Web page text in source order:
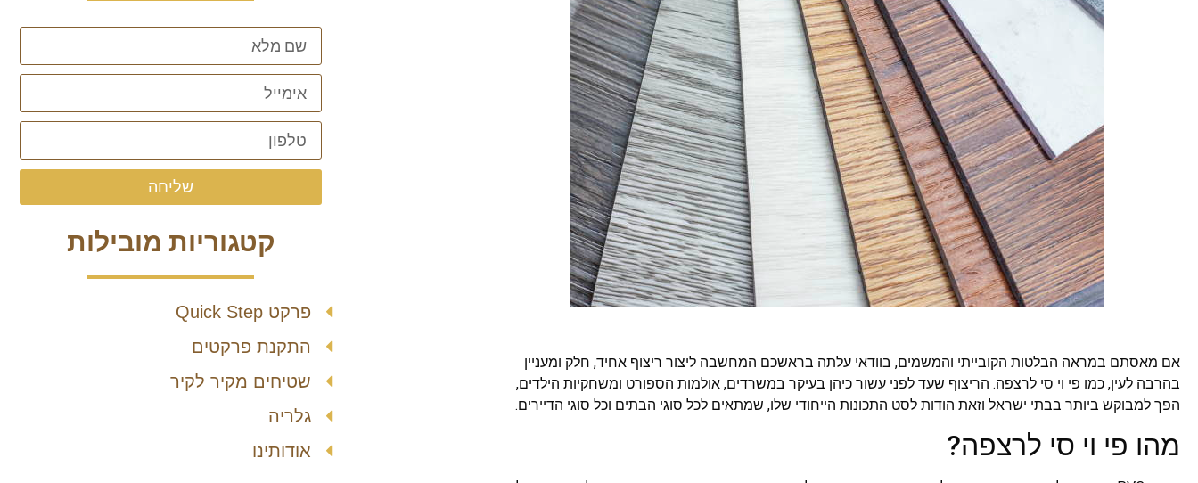
אם מאסתם במראה הבלטות הקובייתי והמשמים, בוודאי עלתה בראשכם המחשבה ליצור ריצוף אחיד, חלק ומעניין
בהרבה לעין, כמו פי וי סי לרצפה. הריצוף שעד לפני עשור כיהן בעיקר במשרדים, אולמות הספורט ומשחקיות הילדים,
הפך למבוקש ביותר בבתי ישראל וזאת הודות לסט התכונות הייחודי שלו, שמתאים לכל סוגי הבתים וכל סוגי הדיירים.
מהו פי וי סי לרצפה?
שליחה
קטגוריות מובילות
פרקט Quick Step
התקנת פרקטים
שטיחים מקיר לקיר
גלריה
אודותינו